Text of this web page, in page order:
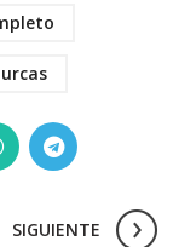
SIGUIENTE